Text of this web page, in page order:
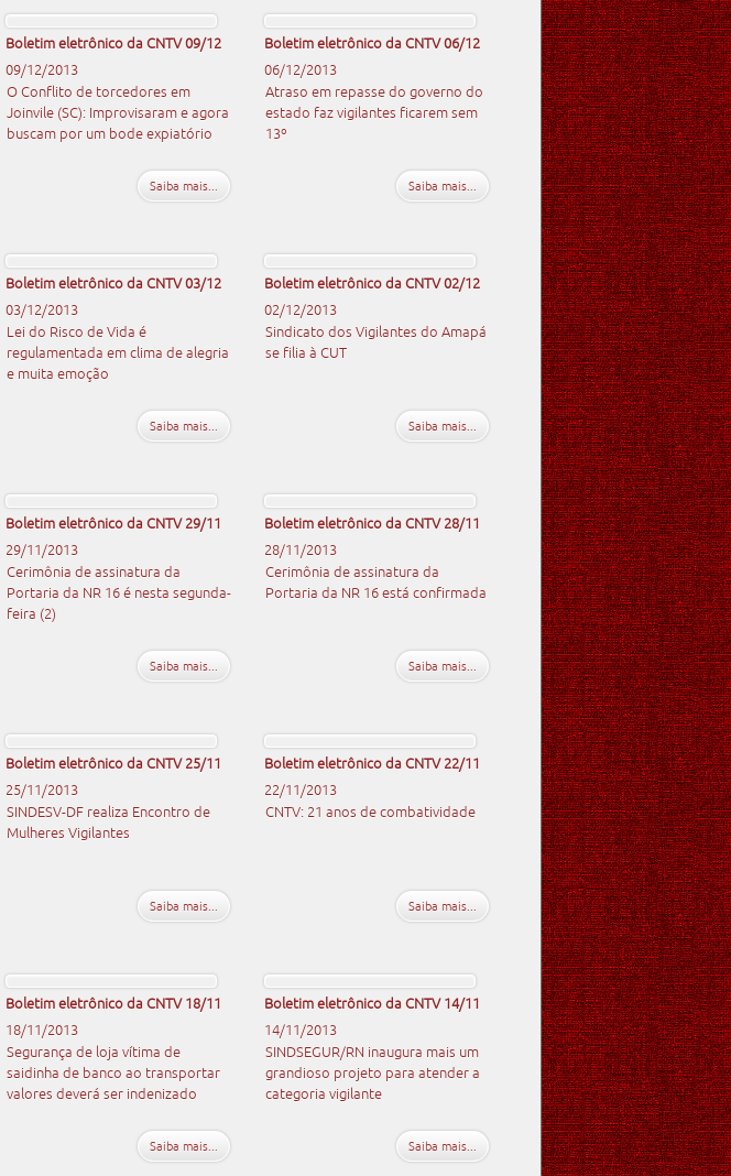
Boletim eletrônico da CNTV 09/12
09/12/2013
O Conflito de torcedores em
Joinvile (SC): Improvisaram e agora
buscam por um bode expiatório
Saiba mais...
Boletim eletrônico da CNTV 06/12
06/12/2013
Atraso em repasse do governo do
estado faz vigilantes ficarem sem
13º
Saiba mais...
Boletim eletrônico da CNTV 03/12
03/12/2013
Lei do Risco de Vida é
regulamentada em clima de alegria
e muita emoção
Saiba mais...
Boletim eletrônico da CNTV 02/12
02/12/2013
Sindicato dos Vigilantes do Amapá
se filia à CUT
Saiba mais...
Boletim eletrônico da CNTV 29/11
29/11/2013
Cerimônia de assinatura da
Portaria da NR 16 é nesta segunda-
feira (2)
Saiba mais...
Boletim eletrônico da CNTV 28/11
28/11/2013
Cerimônia de assinatura da
Portaria da NR 16 está confirmada
Saiba mais...
Boletim eletrônico da CNTV 25/11
25/11/2013
SINDESV-DF realiza Encontro de
Mulheres Vigilantes
Saiba mais...
Boletim eletrônico da CNTV 22/11
22/11/2013
CNTV: 21 anos de combatividade
Saiba mais...
Boletim eletrônico da CNTV 18/11
18/11/2013
Segurança de loja vítima de
saidinha de banco ao transportar
valores deverá ser indenizado
Saiba mais...
Boletim eletrônico da CNTV 14/11
14/11/2013
SINDSEGUR/RN inaugura mais um
grandioso projeto para atender a
categoria vigilante
Saiba mais...